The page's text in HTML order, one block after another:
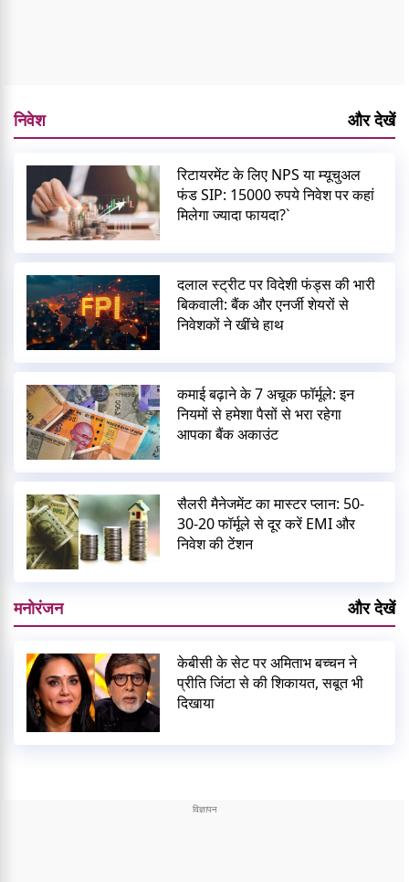
निवेश और देखें
रिटायरमेंट के लिए NPS या म्यूचुअल
फंड SIP: 15000 रुपये निवेश पर कहां
मिलेगा ज्यादा फायदा?`
दलाल स्ट्रीट पर विदेशी फंड्स की भारी
बिकवाली: बैंक और एनर्जी शेयरों से
निवेशकों ने खींचे हाथ
कमाई बढ़ाने के 7 अचूक फॉर्मूले: इन
नियमों से हमेशा पैसों से भरा रहेगा
आपका बैंक अकाउंट
सैलरी मैनेजमेंट का मास्टर प्लान: 50-
30-20 फॉर्मूले से दूर करें EMI और
निवेश की टेंशन
मनोरंजन और देखें
केबीसी के सेट पर अमिताभ बच्चन ने
प्रीति जिंटा से की शिकायत, सबूत भी
दिखाया